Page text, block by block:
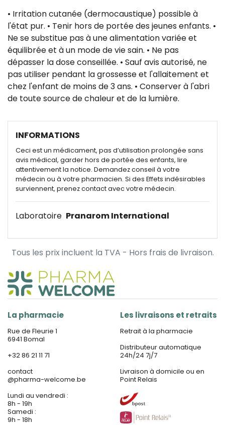
• Irritation cutanée (dermocaustique) possible à
l'état pur. • Tenir hors de portée des jeunes enfants. •
Ne se substitue pas à une alimentation variée et
équilibrée et à un mode de vie sain. • Ne pas
dépasser la dose conseillée. • Sauf avis autorisé, ne
pas utiliser pendant la grossesse et l'allaitement et
chez l'enfant de moins de 3 ans. • Conserver à l'abri
de toute source de chaleur et de la lumière.
INFORMATIONS
Ceci est un médicament, pas d’utilisation prolongée sans
avis médical, garder hors de portée des enfants, lire
attentivement la notice. Demandez conseil à votre
médecin ou à votre pharmacien. Si des Effets indésirables
surviennent, prenez contact avec votre médecin.
Laboratoire Pranarom International
Tous les prix incluent la TVA - Hors frais de livraison.
La pharmacie
Rue de Fleurie 1
6941 Bomal
+32 86 21 11 71
contact
@pharma-welcome.be
Lundi au vendredi :
8h - 19h
Samedi :
9h - 18h
Les livraisons et retraits
Retrait à la pharmacie
Distributeur automatique
24h/24 7j/7
Livraison à domicile ou en
Point Relais